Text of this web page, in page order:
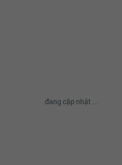
đang cập nhật ...